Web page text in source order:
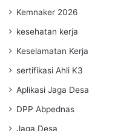
Kemnaker 2026
kesehatan kerja
Keselamatan Kerja
sertifikasi Ahli K3
Aplikasi Jaga Desa
DPP Abpednas
Jaga Desa